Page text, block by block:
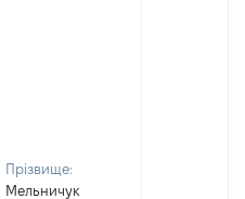
Прізвище:
Мельничук